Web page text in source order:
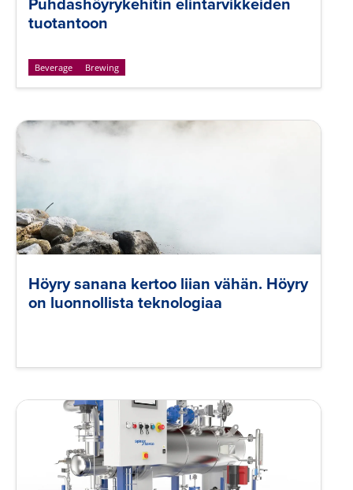
tuotantoon
Beverage Brewing
Höyry sanana kertoo liian vähän. Höyry
on luonnollista teknologiaa